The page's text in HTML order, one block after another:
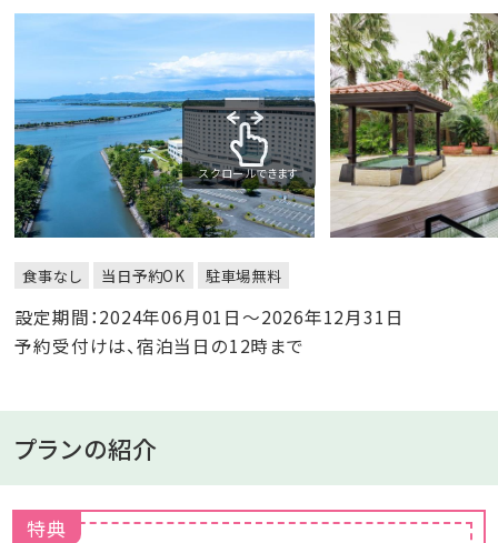
スクロールできます
食事なし 当日予約OK 駐車場無料
設定期間：2024年06月01日～2026年12月31日
予約受付けは、宿泊当日の12時まで
プランの紹介
特典